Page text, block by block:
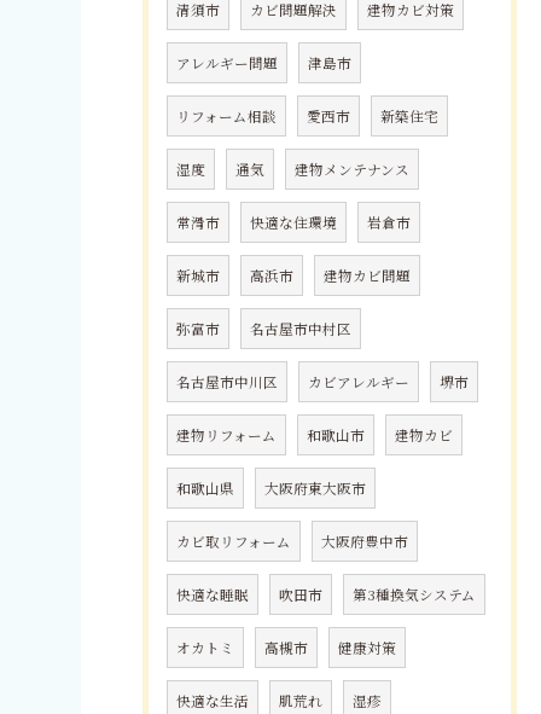
清須市 カビ問題解決 建物カビ対策
アレルギー問題 津島市
リフォーム相談 愛西市 新築住宅
湿度 通気 建物メンテナンス
常滑市 快適な住環境 岩倉市
新城市 高浜市 建物カビ問題
弥富市 名古屋市中村区
名古屋市中川区 カビアレルギー 堺市
建物リフォーム 和歌山市 建物カビ
和歌山県 大阪府東大阪市
カビ取リフォーム 大阪府豊中市
快適な睡眠 吹田市 第3種換気システム
オカトミ 高槻市 健康対策
快適な生活 肌荒れ 湿疹